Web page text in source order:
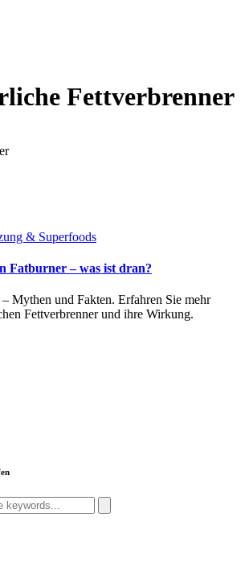
Fettverbrenner
& Superfoods
Fatburner – was ist dran?
Mythen und Fakten. Erfahren Sie mehr
Fettverbrenner und ihre Wirkung.